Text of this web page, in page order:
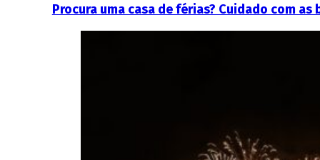
Procura uma casa de férias? Cuidado com as